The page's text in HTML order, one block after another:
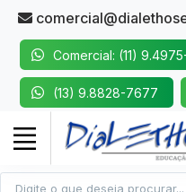
Comercial: (11)
(13) 9.8828-7677